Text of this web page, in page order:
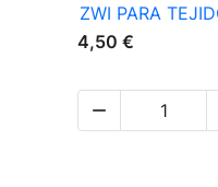
ZWI PARA
4,50 €
